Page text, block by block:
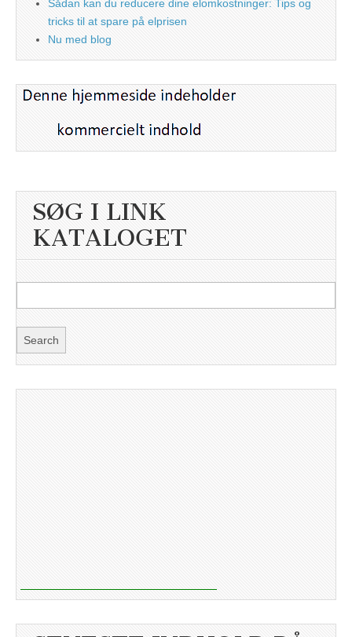
Sådan kan du reducere dine elomkostninger: Tips og
tricks til at spare på elprisen
Nu med blog
SØG I LINK
KATALOGET